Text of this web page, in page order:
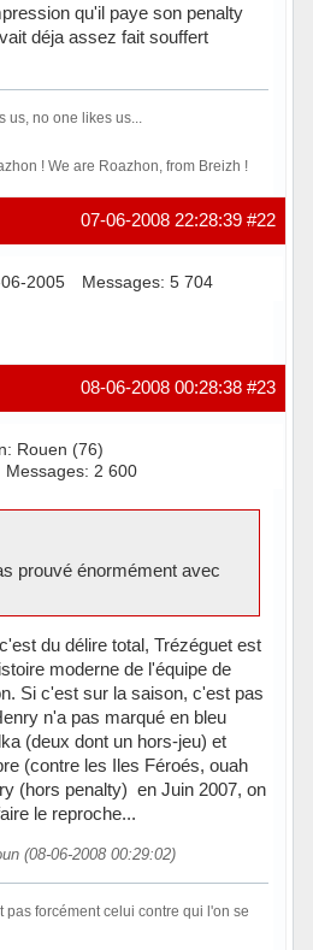
qu'il paye son penalty
déja assez fait souffert
no one likes us...
! We are Roazhon, from Breizh !
#22
07-06-2008 22:28:39
2005 Messages: 5 704
#23
08-06-2008 00:28:38
Rouen (76)
Messages: 2 600
prouvé énormément avec
du délire total, Trézéguet est
moderne de l'équipe de
Si c'est sur la saison, c'est pas
n'a pas marqué en bleu
(deux dont un hors-jeu) et
(contre les Iles Féroés, ouah
(hors penalty) en Juin 2007, on
le reproche...
(08-06-2008 00:29:02)
forcément celui contre qui l'on se